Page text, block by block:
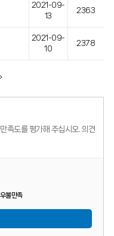
2021-09-
13
2363
2021-09-
10
2378
족도를 평가해 주십시오. 의견
불만족